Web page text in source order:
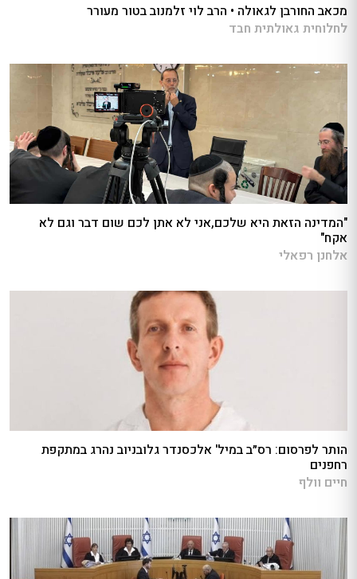
מכאב החורבן לגאולה • הרב לוי זלמנוב בטור מעורר
לחלוחית גאולתית חבד
"המדינה הזאת היא שלכם,אני לא אתן לכם שום דבר וגם לא
אקח"
אלחנן רפאלי
הותר לפרסום: רס״ב במיל' אלכסנדר גלובניוב נהרג במתקפת
רחפנים
חיים וולף